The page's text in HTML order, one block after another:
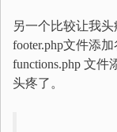
另一个比较让我
footer.php文件添
functions.php 文
头疼了。